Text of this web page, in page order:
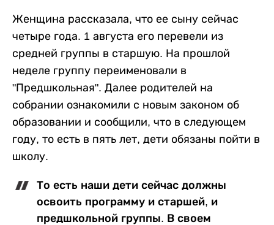
Женщина рассказала, что ее сыну сейчас
четыре года. 1 августа его перевели из
средней группы в старшую. На прошлой
неделе группу переименовали в
"Предшкольная". Далее родителей на
собрании ознакомили с новым законом об
образовании и сообщили, что в следующем
году, то есть в пять лет, дети обязаны пойти в
школу.
То есть наши дети сейчас должны
освоить программу и старшей, и
предшкольной группы. В своем